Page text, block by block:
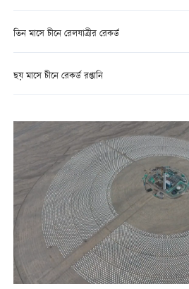
তিন মাসে চীনে রেলযাত্রীর রেকর্ড
ছয় মাসে চীনে রেকর্ড রপ্তানি